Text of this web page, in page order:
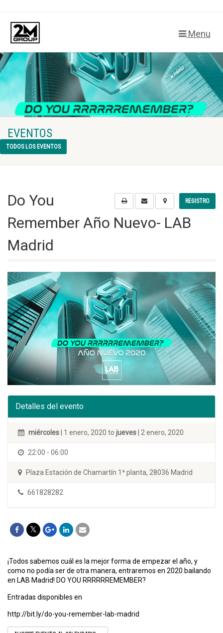
Menu
EVENTOS
TODOS LOS EVENTOS
REGISTRO
Do You
Remember Año Nuevo- LAB
Madrid
Detalles del evento
miércoles | 1 enero, 2020 to jueves | 2 enero, 2020
22:00 - 06:00
Plaza Estación de Chamartín 1ª planta, 28036 Madrid
661828282
¡Todos sabemos cuál es la mejor forma de empezar el año, y
como no podía ser de otra manera, entraremos en 2020 bailando
en LAB Madrid! DO YOU RRRRRREMEMBER?
Entradas disponibles en
http://bit.ly/do-you-remember-lab-madrid